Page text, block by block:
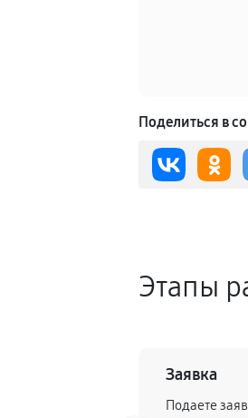
Поделиться в
Этапы
Заявка
Подаете